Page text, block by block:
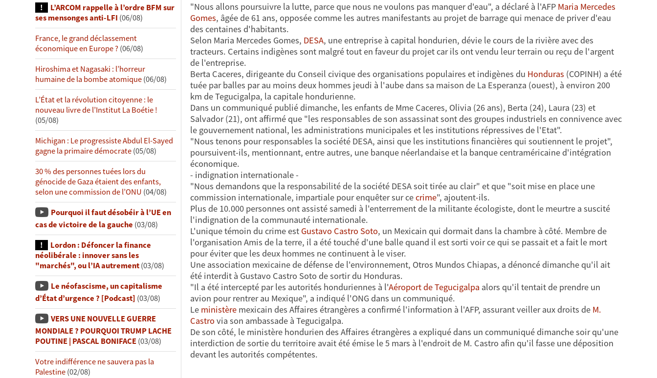
L’ARCOM rappelle à l’ordre BFM sur
ses mensonges anti-LFI (06/08)
France, le grand déclassement
économique en Europe ?(06/08)
Hiroshima et Nagasaki : l’horreur
humaine de la bombe atomique(06/08)
L’État et la révolution citoyenne : le
nouveau livre de l’Institut La Boétie !
(05/08)
Michigan : Le progressiste Abdul El-Sayed
gagne la primaire démocrate(05/08)
30 % des personnes tuées lors du
génocide de Gaza étaient des enfants,
selon une commission de l’ONU (04/08)
Pourquoi il faut désobéir à l’UE en
cas de victoire de la gauche (03/08)
Lordon : Défoncer la finance
néolibérale : innover sans les
"marchés", ou l’IA autrement(03/08)
Le néofascisme, un capitalisme
d’État d’urgence ? [Podcast] (03/08)
VERS UNE NOUVELLE GUERRE
MONDIALE ? POURQUOI TRUMP LACHE
POUTINE | PASCAL BONIFACE(03/08)
Votre indifférence ne sauvera pas la
Palestine(02/08)
"Nous allons poursuivre la lutte, parce que nous ne voulons pas manquer d'eau", a déclaré à l'AFP Maria Mercedes
Gomes, âgée de 61 ans, opposée comme les autres manifestants au projet de barrage qui menace de priver d'eau
des centaines d'habitants.
Selon Maria Mercedes Gomes, DESA, une entreprise à capital hondurien, dévie le cours de la rivière avec des
tracteurs. Certains indigènes sont malgré tout en faveur du projet car ils ont vendu leur terrain ou reçu de l'argent
de l'entreprise.
Berta Caceres, dirigeante du Conseil civique des organisations populaires et indigènes du Honduras (COPINH) a été
tuée par balles par au moins deux hommes jeudi à l'aube dans sa maison de La Esperanza (ouest), à environ 200
km de Tegucigalpa, la capitale hondurienne.
Dans un communiqué publié dimanche, les enfants de Mme Caceres, Olivia (26 ans), Berta (24), Laura (23) et
Salvador (21), ont affirmé que "les responsables de son assassinat sont des groupes industriels en connivence avec
le gouvernement national, les administrations municipales et les institutions répressives de l'Etat".
"Nous tenons pour responsables la société DESA, ainsi que les institutions financières qui soutiennent le projet",
poursuivent-ils, mentionnant, entre autres, une banque néerlandaise et la banque centraméricaine d'intégration
économique.
- indignation internationale -
"Nous demandons que la responsabilité de la société DESA soit tirée au clair" et que "soit mise en place une
commission internationale, impartiale pour enquêter sur cecrime", ajoutent-ils.
Plus de 10.000 personnes ont assisté samedi à l'enterrement de la militante écologiste, dont le meurtre a suscité
l'indignation de la communauté internationale.
L'unique témoin du crime est Gustavo Castro Soto, un Mexicain qui dormait dans la chambre à côté. Membre de
l'organisation Amis de la terre, il a été touché d'une balle quand il est sorti voir ce qui se passait et a fait le mort
pour éviter que les deux hommes ne continuent à le viser.
Une association mexicaine de défense de l'environnement, Otros Mundos Chiapas, a dénoncé dimanche qu'il ait
été interdit à Gustavo Castro Soto de sortir du Honduras.
"Il a été intercepté par les autorités honduriennes à l'Aéroport de Tegucigalpa alors qu'il tentait de prendre un
avion pour rentrer au Mexique", a indiqué l'ONG dans un communiqué.
Le ministèremexicain des Affaires étrangères a confirmé l'information à l'AFP, assurant veiller aux droits de M.
Castro via son ambassade à Tegucigalpa.
De son côté, le ministère hondurien des Affaires étrangères a expliqué dans un communiqué dimanche soir qu'une
interdiction de sortie du territoire avait été émise le 5 mars à l'endroit de M. Castro afin qu'il fasse une déposition
devant les autorités compétentes.